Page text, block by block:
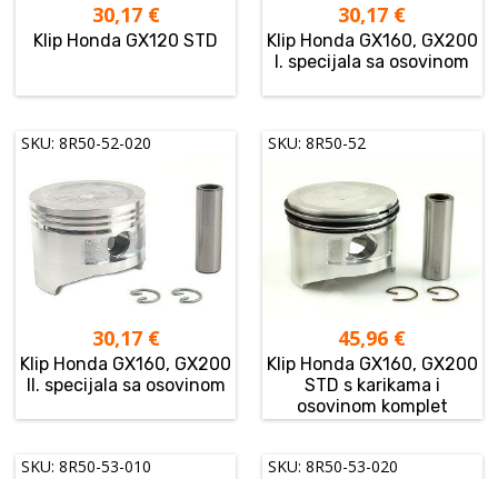
30,17 €
Klip Honda GX120 STD
30,17 €
Klip Honda GX160, GX200
I. specijala sa osovinom
SKU: 8R50-52-020
30,17 €
Klip Honda GX160, GX200
II. specijala sa osovinom
SKU: 8R50-52
45,96 €
Klip Honda GX160, GX200
STD s karikama i
osovinom komplet
SKU: 8R50-53-010 SKU: 8R50-53-020